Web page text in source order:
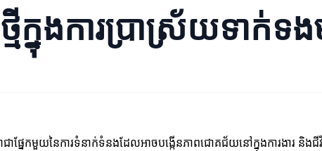
ក្នុងការប្រាស្រ័យទាក់ទ
នែកមួយនៃការទំនាក់ទំនងដែលអាចបង្កើនភាពជោគជ័យនៅក្នុងការងារ និងជី